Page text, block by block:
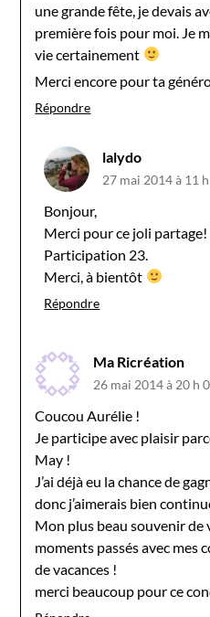
une grande fête, je devais
première fois pour moi. Je
vie certainement
Merci encore pour ta
Répondre
lalydo
27 mai 2014 à 11
Bonjour,
Merci pour ce joli partage!
Participation 23.
Merci, à bientôt
Répondre
Ma Ricréation
26 mai 2014 à 20 h
Coucou Aurélie !
Je participe avec plaisir
May !
J’ai déjà eu la chance de
donc j’aimerais bien
Mon plus beau souvenir de
moments passés avec mes
de vacances !
merci beaucoup pour ce